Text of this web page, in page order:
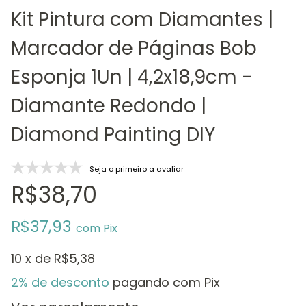
Kit Pintura com Diamantes |
Marcador de Páginas Bob
Esponja 1Un | 4,2x18,9cm -
Diamante Redondo |
Diamond Painting DIY
Seja o primeiro a avaliar
R$38,70
R$37,93 com Pix
10 x de R$5,38
2% de desconto pagando com Pix